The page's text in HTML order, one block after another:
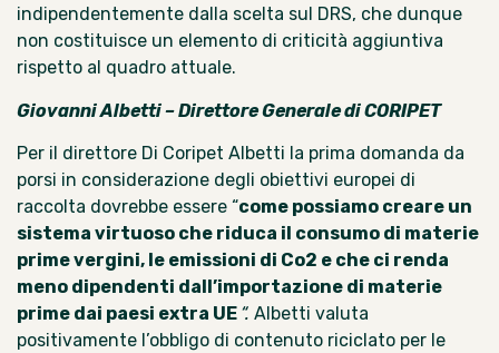
indipendentemente dalla scelta sul DRS, che dunque
non costituisce un elemento di criticità aggiuntiva
rispetto al quadro attuale.
Giovanni Albetti – Direttore Generale di CORIPET
Per il direttore Di Coripet Albetti la prima domanda da
porsi in considerazione degli obiettivi europei di
raccolta dovrebbe essere “come possiamo creare un
sistema virtuoso che riduca il consumo di materie
prime vergini, le emissioni di Co2 e che ci renda
meno dipendenti dall’importazione di materie
prime dai paesi extra UE “. Albetti valuta
positivamente l’obbligo di contenuto riciclato per le